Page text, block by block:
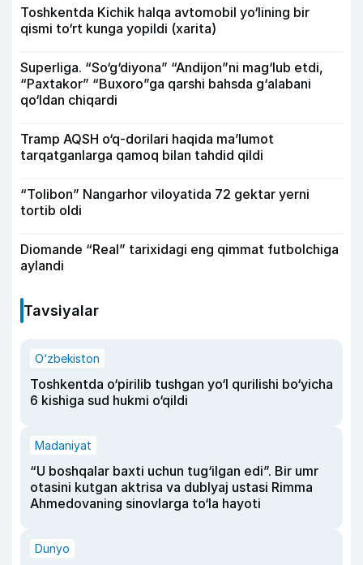
Toshkentda Kichik halqa avtomobil yo‘lining bir
qismi to‘rt kunga yopildi (xarita)
Superliga. “So‘g‘diyona” “Andijon”ni mag‘lub etdi,
“Paxtakor” “Buxoro”ga qarshi bahsda g‘alabani
qo‘ldan chiqardi
Tramp AQSH o‘q-dorilari haqida ma’lumot
tarqatganlarga qamoq bilan tahdid qildi
“Tolibon” Nangarhor viloyatida 72 gektar yerni
tortib oldi
Diomande “Real” tarixidagi eng qimmat futbolchiga
aylandi
Tavsiyalar
O‘zbekiston
Toshkentda o‘pirilib tushgan yo‘l qurilishi bo‘yicha
6 kishiga sud hukmi o‘qildi
Madaniyat
“U boshqalar baxti uchun tug‘ilgan edi”. Bir umr
otasini kutgan aktrisa va dublyaj ustasi Rimma
Ahmedovaning sinovlarga to‘la hayoti
Dunyo